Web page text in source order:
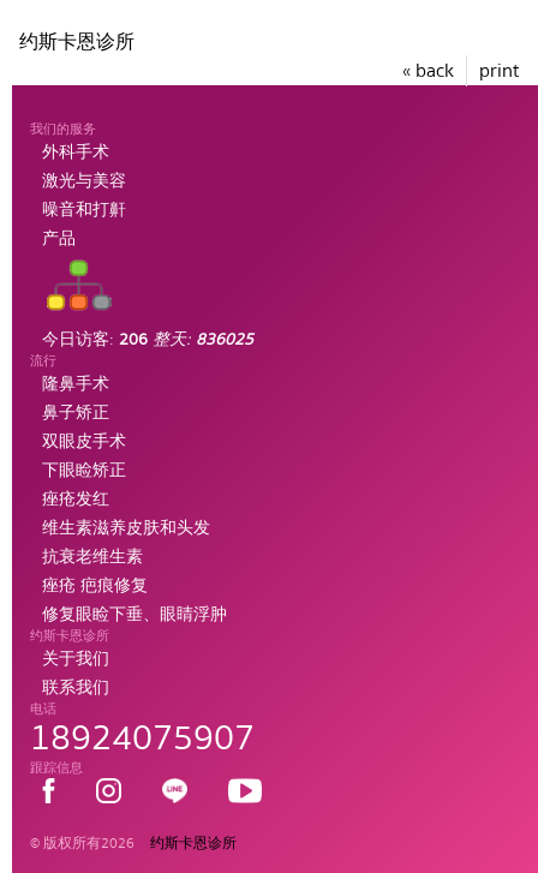
约斯卡恩诊所
print
« back
我们的服务
外科手术
激光与美容
噪音和打鼾
产品
今日访客: 206 整天: 836025
流行
隆鼻手术
鼻子矫正
双眼皮手术
下眼睑矫正
痤疮发红
维生素滋养皮肤和头发
抗衰老维生素
痤疮 疤痕修复
修复眼睑下垂、眼睛浮肿
约斯卡恩诊所
关于我们
联系我们
电话
18924075907
跟踪信息
© 版权所有2026 约斯卡恩诊所